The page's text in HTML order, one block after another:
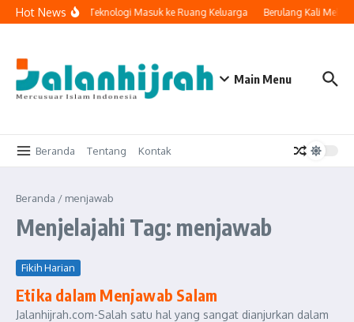
Lewati ke konten
Hot NewsKetika Teknologi Masuk ke Ruang Keluarga Berulang Kali
Main Menu
Beranda Tentang Kontak
Beranda / menjawab
Menjelajahi Tag: menjawab
Fikih Harian
Etika dalam Menjawab Salam
Jalanhijrah.com-Salah satu hal yang sangat dianjurkan dalam